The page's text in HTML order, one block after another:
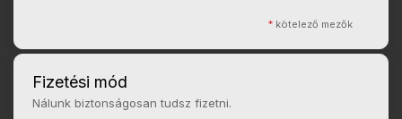
* kötelező mezők
Fizetési mód
Nálunk biztonságosan tudsz fizetni.